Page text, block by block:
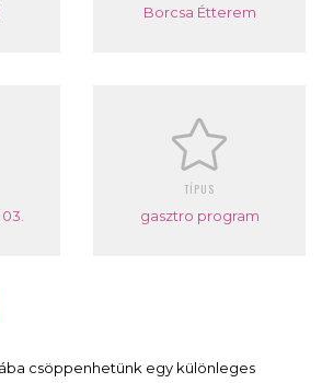
Borcsa Étterem
TÍPUS
gasztro program
csöppenhetünk egy különleges